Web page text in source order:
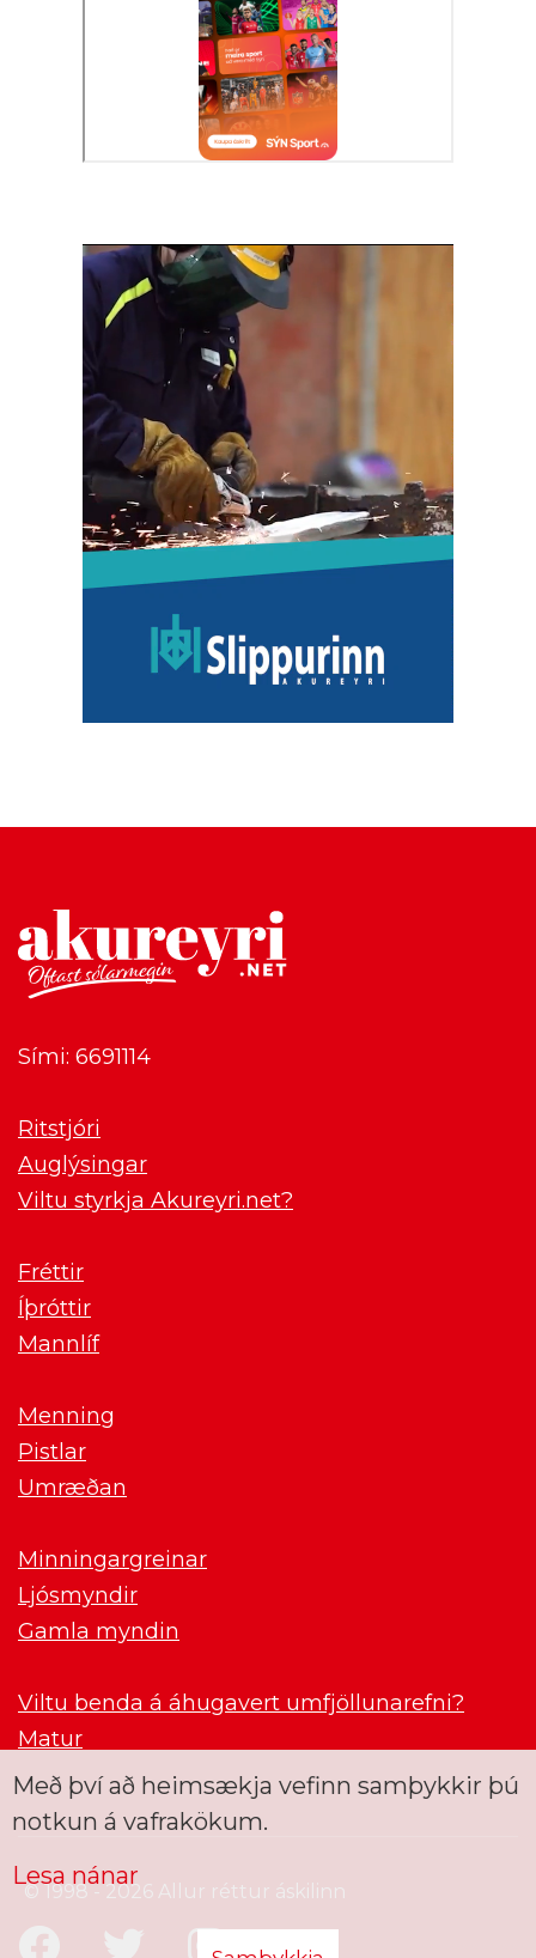
Sími: 6691114
Ritstjóri
Auglýsingar
Viltu styrkja Akureyri.net?
Fréttir
Íþróttir
Mannlíf
Menning
Pistlar
Umræðan
Minningargreinar
Ljósmyndir
Gamla myndin
Viltu benda á áhugavert umfjöllunarefni?
Matur
© 1998 - 2026 Allur réttur áskilinn
Með því að heimsækja vefinn samþykkir þú
notkun á vafrakökum.
Lesa nánar